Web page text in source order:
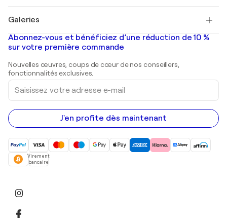
Banksy
Mr. Brainwash
Shepard Fairey
Tableaux abstraits à vendre
Peintures de paysage
Estampes
Peintures acryliques
Galeries
Galeries d'art en France
Galeries d'art en Belgique
Abonnez-vous et bénéficiez d’une réduction de 10 %
sur votre première commande
Nouvelles œuvres, coups de cœur de nos conseillers,
fonctionnalités exclusives.
Saisissez
votre
adresse
e-
mail
J'en profite dès maintenant
Virement
bancaire